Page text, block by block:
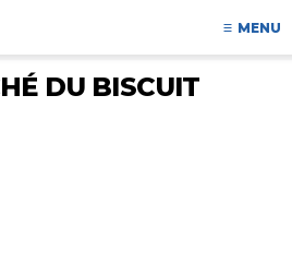
MENU
DU BISCUIT